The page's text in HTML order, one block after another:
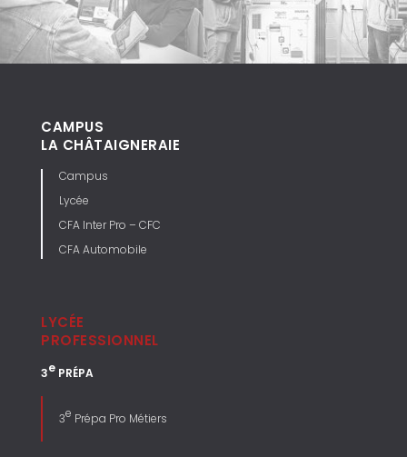
CAMPUS
LA CHÂTAIGNERAIE
Campus
Lycée
CFA Inter Pro – CFC
CFA Automobile
LYCÉE
PROFESSIONNEL
3e PRÉPA
3e Prépa Pro Métiers